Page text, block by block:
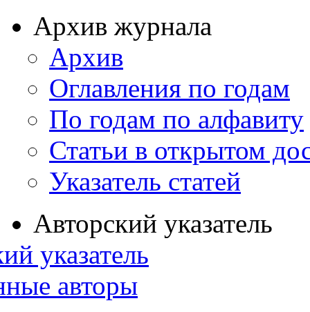
Архив журнала
Архив
Оглавления по годам
По годам по алфавиту
Статьи в открытом
Указатель статей
Авторский указатель
указатель
авторы